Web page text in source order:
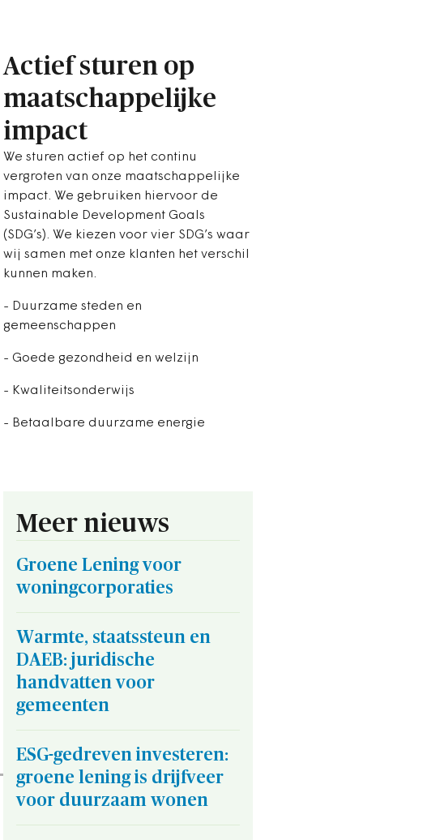
Actief sturen op
maatschappelijke
impact
We sturen actief op het continu
vergroten van onze maatschappelijke
impact. We gebruiken hiervoor de
Sustainable Development Goals
(SDG’s). We kiezen voor vier SDG’s waar
wij samen met onze klanten het verschil
kunnen maken.
- Duurzame steden en
gemeenschappen
- Goede gezondheid en welzijn
- Kwaliteitsonderwijs
- Betaalbare duurzame energie
Meer nieuws
Groene Lening voor
woningcorporaties
Warmte, staatssteun en
DAEB: juridische
handvatten voor
gemeenten
ESG-gedreven investeren:
groene lening is drijfveer
voor duurzaam wonen